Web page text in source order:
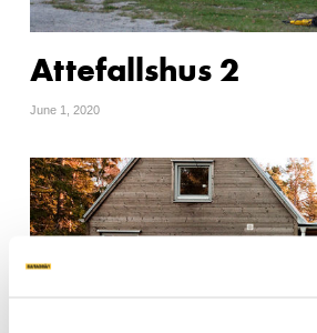
Attefallshus 2
June 1, 2020